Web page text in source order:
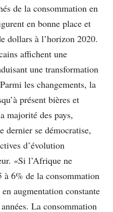
de la consommation en
en bonne place et
dollars à l’horizon 2020.
affichent une
une transformation
les changements, la
présent bières et
majorité des pays,
dernier se démocratise,
d’évolution
«Si l’Afrique ne
à 6% de la consommation
augmentation constante
La consommation